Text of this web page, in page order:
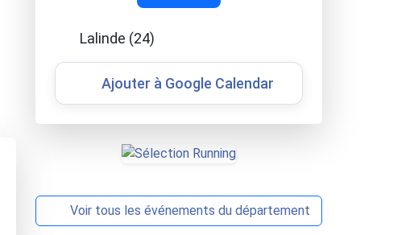
Lalinde (24)
Ajouter à Google Calendar
Voir tous les événements du département